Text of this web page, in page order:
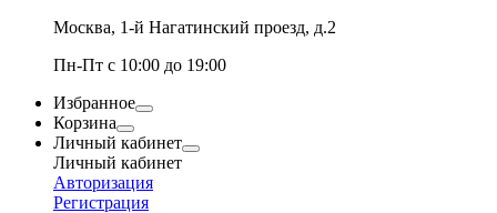
Москва, 1-й Нагатинский проезд, д.2
Пн-Пт с 10:00 до 19:00
Избранное
Корзина
Личный кабинет
Личный кабинет
Авторизация
Регистрация